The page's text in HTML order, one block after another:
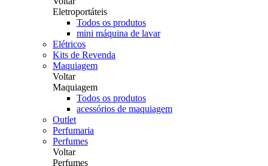
Eletroportáteis
Todos os produtos
mini máquina de lavar
Elétricos
Kits de Revenda
Maquiagem
Voltar
Maquiagem
Todos os produtos
acessórios de maquiagem
Outlet
Perfumaria
Perfumes
Voltar
Perfumes